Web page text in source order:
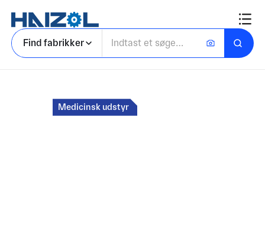
Find fabrikker
Medicinsk udstyr